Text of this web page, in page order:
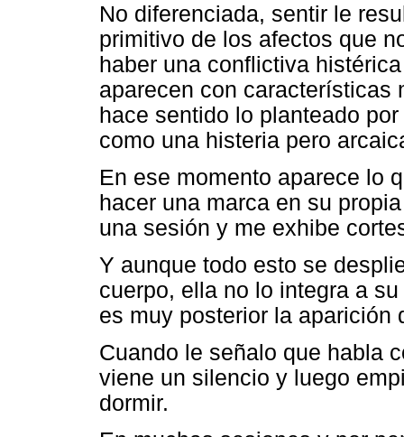
No diferenciada, sentir le
primitivo de los afectos que
haber una conflictiva
aparecen con características
hace sentido lo planteado
como una histeria pero
En ese momento aparece lo
hacer una marca en su
una sesión y me exhibe
Y aunque todo esto se
cuerpo, ella no lo integra a
es muy posterior la aparición
Cuando le señalo que habla
viene un silencio y luego
dormir.